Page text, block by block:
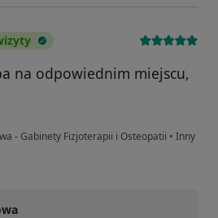
na odpowiednim miejscu,
- Gabinety Fizjoterapii i Osteopatii • Inny